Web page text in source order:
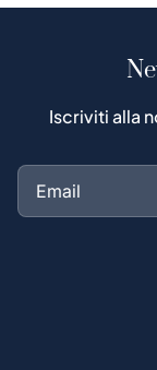
Iscriviti alla